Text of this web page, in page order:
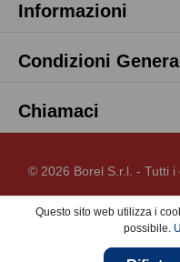
Chiamaci
Informazioni
Condizioni
© 2026 Borel S.r.l. - Tutti
Questo sito web utilizza i
possibile.